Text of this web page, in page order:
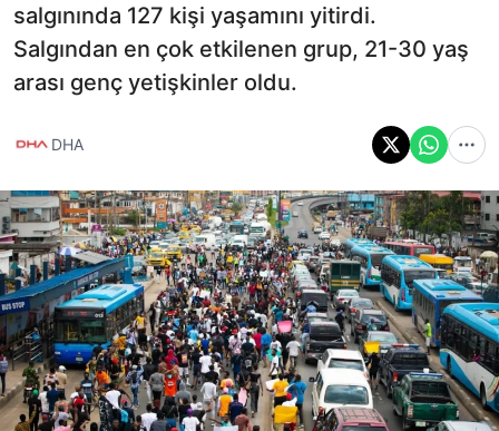
salgınında 127 kişi yaşamını yitirdi.
Salgından en çok etkilenen grup, 21-30 yaş
arası genç yetişkinler oldu.
DHA